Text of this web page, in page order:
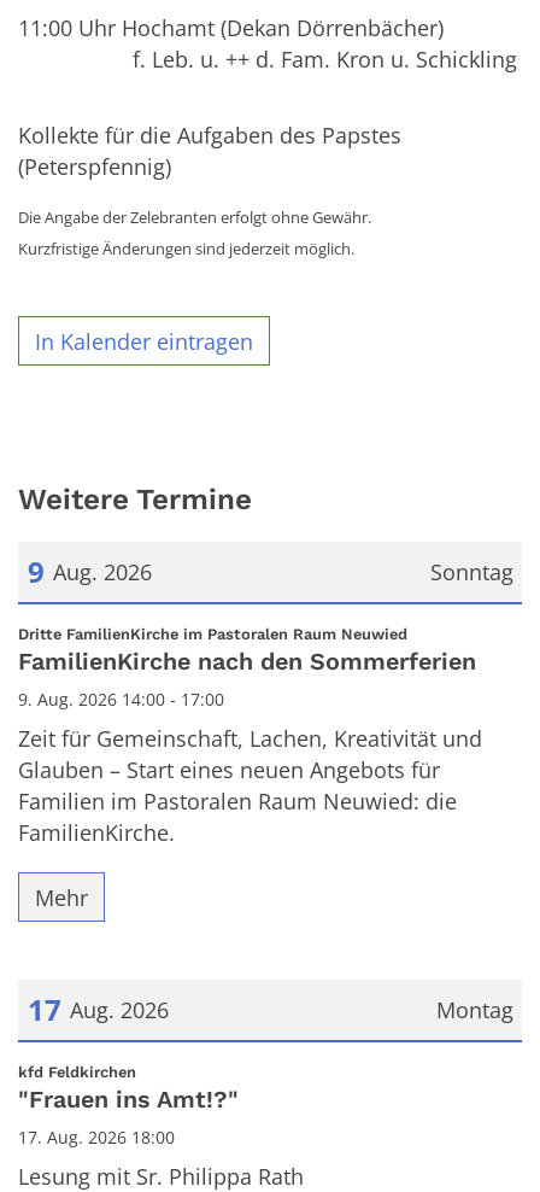
11:00 Uhr Hochamt (Dekan Dörrenbächer)
f. Leb. u. ++ d. Fam. Kron u. Schickling
Kollekte für die Aufgaben des Papstes
(Peterspfennig)
Die Angabe der Zelebranten erfolgt ohne Gewähr.
Kurzfristige Änderungen sind jederzeit möglich.
In Kalender eintragen
Weitere Termine
Sonntag
9 Aug. 2026
Datum: 9. August 2026
Dritte FamilienKirche im Pastoralen Raum Neuwied:
FamilienKirche nach den Sommerferien
9. Aug. 2026 14:00 - 17:00
Zeit für Gemeinschaft, Lachen, Kreativität und
Glauben – Start eines neuen Angebots für
Familien im Pastoralen Raum Neuwied: die
FamilienKirche.
Mehr
Montag
17 Aug. 2026
Datum: 17. August 2026
kfd Feldkirchen
"Frauen ins Amt!?"
17. Aug. 2026 18:00
Lesung mit Sr. Philippa Rath